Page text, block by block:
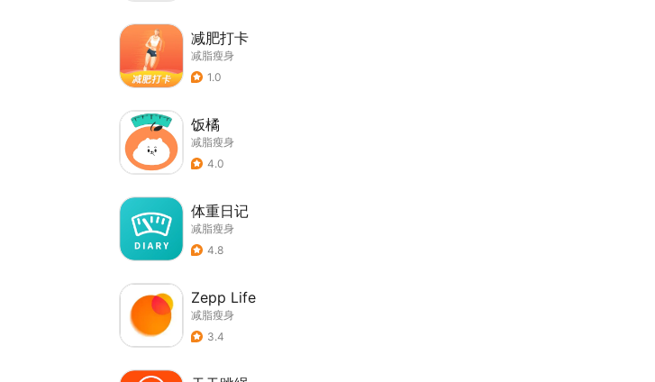
减肥打卡
减脂瘦身
1.0
饭橘
减脂瘦身
4.0
体重日记
减脂瘦身
4.8
Zepp Life
减脂瘦身
3.4